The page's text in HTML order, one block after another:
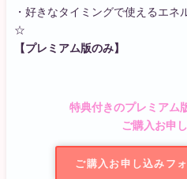
・好きなタイミングで使えるエ
☆
【プレミアム版のみ】
特典付きのプレミアム
ご購入お申
ご購入お申し込みフ